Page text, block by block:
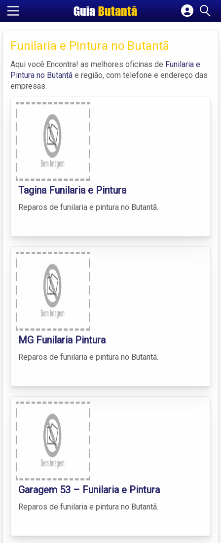
GuiaButantã
Cadastrar empresa
Criar conta
Funilaria e Pintura no Butantã
Aqui você Encontra! as melhores oficinas de Funilaria e
Pintura no Butantã e região, com telefone e endereço das
empresas.
Tagina Funilaria e Pintura
Reparos de funilaria e pintura no Butantã.
MG Funilaria Pintura
Reparos de funilaria e pintura no Butantã.
Garagem 53 – Funilaria e Pintura
Reparos de funilaria e pintura no Butantã.